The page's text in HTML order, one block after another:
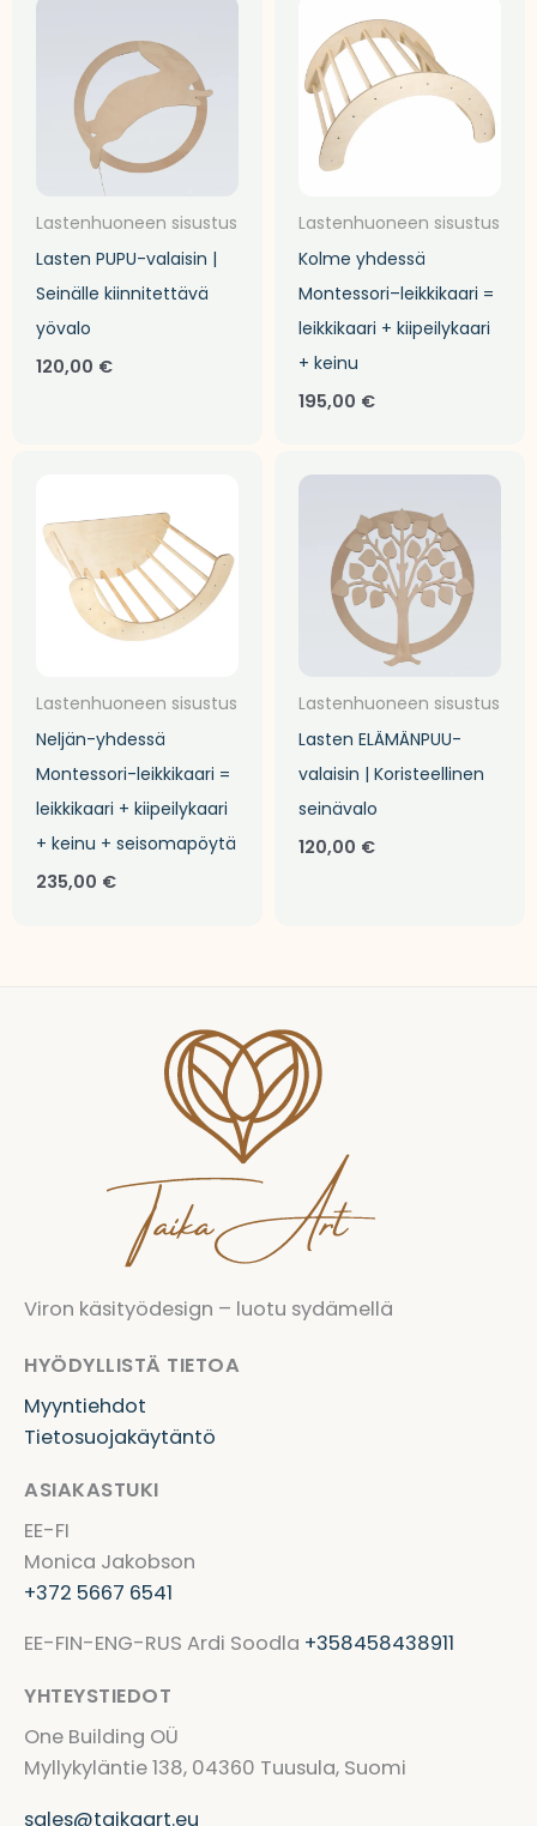
Lastenhuoneen sisustus
Lasten PUPU-valaisin |
Seinälle kiinnitettävä
yövalo
120,00 €
Lastenhuoneen sisustus
Kolme yhdessä
Montessori–leikkikaari =
leikkikaari + kiipeilykaari
+ keinu
195,00 €
Lastenhuoneen sisustus
Neljän-yhdessä
Montessori-leikkikaari =
leikkikaari + kiipeilykaari
+ keinu + seisomapöytä
235,00 €
Lastenhuoneen sisustus
Lasten ELÄMÄNPUU-
valaisin | Koristeellinen
seinävalo
120,00 €
Viron käsityödesign – luotu sydämellä
HYÖDYLLISTÄ TIETOA
Myyntiehdot
Tietosuojakäytäntö
ASIAKASTUKI
EE-FI
Monica Jakobson
+372 5667 6541
EE-FIN-ENG-RUS Ardi Soodla +358458438911
YHTEYSTIEDOT
One Building OÜ
Myllykyläntie 138, 04360 Tuusula, Suomi
sales@taikaart.eu